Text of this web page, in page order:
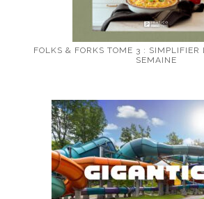
FOLKS & FORKS TOME 3 : SIMPLIFIER
SEMAINE